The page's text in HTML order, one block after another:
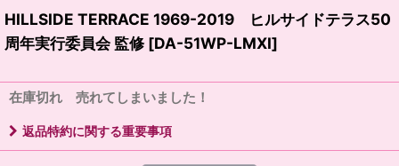
HILLSIDE TERRACE 1969-2019 ヒルサイドテラス50
周年実行委員会 監修 [DA-51WP-LMXI]
在庫切れ 売れてしまいました！
返品特約に関する重要事項